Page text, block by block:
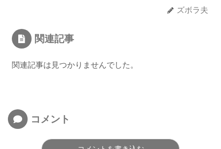
ズボラ夫
関連記事
関連記事は見つかりませんでした。
コメント